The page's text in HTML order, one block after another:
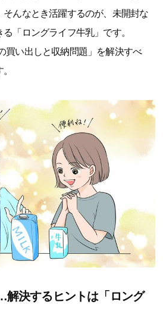
んなとき活躍するのが、未開封な
「ロングライフ牛乳」です。
買い出しと収納問題」を解決すべ
決するヒントは「ロング